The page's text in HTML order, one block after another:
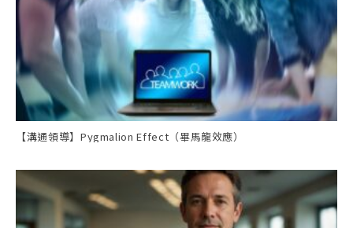
【溝通領導】Pygmalion Effect（畢馬龍效應）